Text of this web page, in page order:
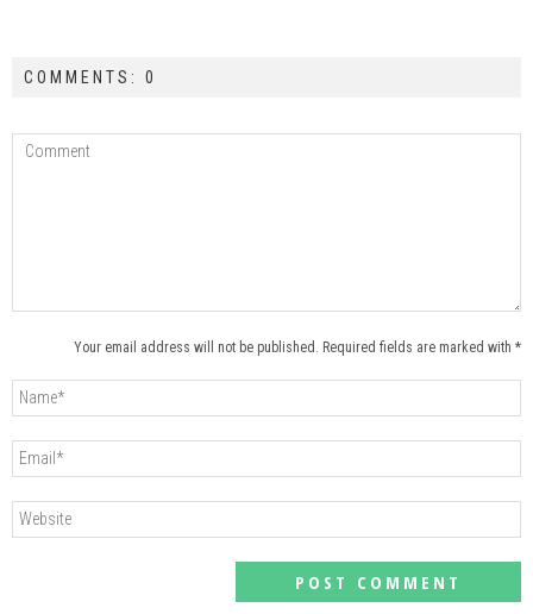
COMMENTS: 0
Your email address will not be published. Required fields are marked with *